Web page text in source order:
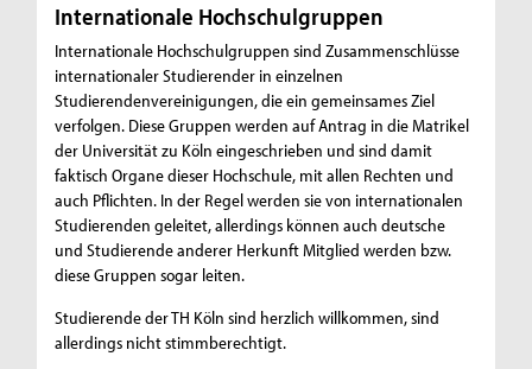
Internationale Hochschulgruppen
Internationale Hochschulgruppen sind Zusammenschlüsse
internationaler Studierender in einzelnen
Studierendenvereinigungen, die ein gemeinsames Ziel
verfolgen. Diese Gruppen werden auf Antrag in die Matrikel
der Universität zu Köln eingeschrieben und sind damit
faktisch Organe dieser Hochschule, mit allen Rechten und
auch Pflichten. In der Regel werden sie von internationalen
Studierenden geleitet, allerdings können auch deutsche
und Studierende anderer Herkunft Mitglied werden bzw.
diese Gruppen sogar leiten.
Studierende der TH Köln sind herzlich willkommen, sind
allerdings nicht stimmberechtigt.